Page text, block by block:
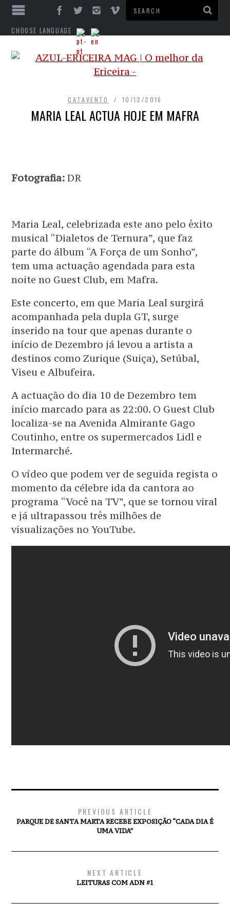
CHOOSE LANGUAGE
CATAVENTO 10/12/2016
MARIA LEAL ACTUA HOJE EM MAFRA
Fotografia: DR
Maria Leal, celebrizada este ano pelo êxito
musical “Dialetos de Ternura”, que faz
parte do álbum “A Força de um Sonho”,
tem uma actuação agendada para esta
noite no Guest Club, em Mafra.
Este concerto, em que Maria Leal surgirá
acompanhada pela dupla GT, surge
inserido na tour que apenas durante o
início de Dezembro já levou a artista a
destinos como Zurique (Suiça), Setúbal,
Viseu e Albufeira.
A actuação do dia 10 de Dezembro tem
início marcado para as 22:00. O Guest Club
localiza-se na Avenida Almirante Gago
Coutinho, entre os supermercados Lidl e
Intermarché.
O vídeo que podem ver de seguida regista o
momento da célebre ida da cantora ao
programa “Você na TV”, que se tornou viral
e já ultrapassou três milhões de
visualizações no YouTube.
PREVIOUS ARTICLE
PARQUE DE SANTA MARTA RECEBE EXPOSIÇÃO “CADA DIA É
UMA VIDA”
NEXT ARTICLE
LEITURAS COM ADN #1